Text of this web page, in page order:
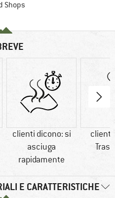
Shops
clienti dicono: si
asciuga
rapidamente
clienti
E CARATTERISTICHE